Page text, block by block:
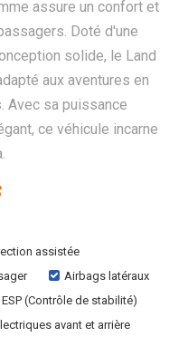
assure un confort et
Doté d'une
solide, le Land
aux aventures en
Avec sa puissance
ce véhicule incarne
assistée
Airbags latéraux
ESP (Contrôle de stabilité)
avant et arrière